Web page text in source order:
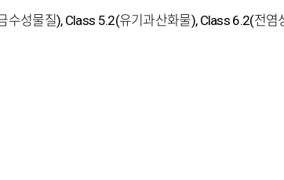
성물질), Class 5.2(유기과산화물), Class 6.2(전염